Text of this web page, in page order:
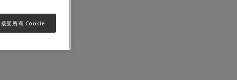
於「現況」及「現
料、內容及材
接受所有 Cookie